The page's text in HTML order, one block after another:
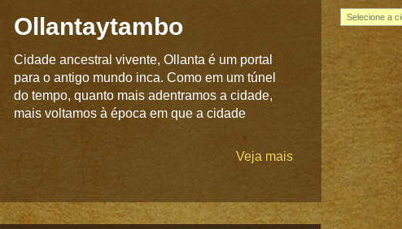
Ollantaytambo
Cidade ancestral vivente, Ollanta é um portal
para o antigo mundo inca. Como em um túnel
do tempo, quanto mais adentramos a cidade,
mais voltamos à época em que a cidade
Veja mais